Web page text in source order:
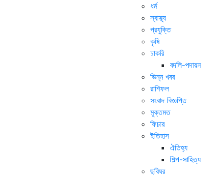
ধর্ম
স্বাস্থ্য
প্রযুক্তি
কৃষি
চাকরি
বদলি-পদায়ন
ভিন্ন খবর
রাশিফল
সংবাদ বিজ্ঞপ্তি
মুক্তমত
ফিচার
ইতিহাস
ঐতিহ্য
শিল্প-সাহিত্য
ছবিঘর